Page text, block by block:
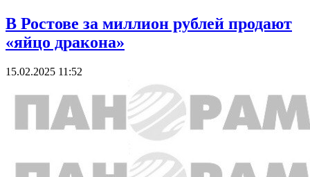
В Ростове за миллион рублей продают
«яйцо дракона»
15.02.2025 11:52